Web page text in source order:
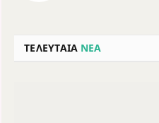
ΤΕΛΕΥΤΑΙΑ ΝΕΑ